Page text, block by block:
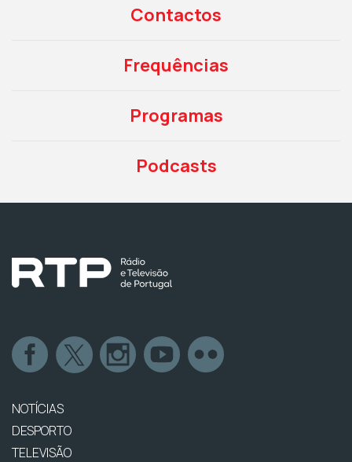
Contactos
Frequências
Programas
Podcasts
NOTÍCIAS
DESPORTO
TELEVISÃO